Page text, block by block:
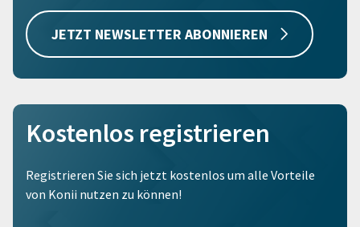
JETZT NEWSLETTER ABONNIEREN
Kostenlos registrieren
Registrieren Sie sich jetzt kostenlos um alle Vorteile
von Konii nutzen zu können!